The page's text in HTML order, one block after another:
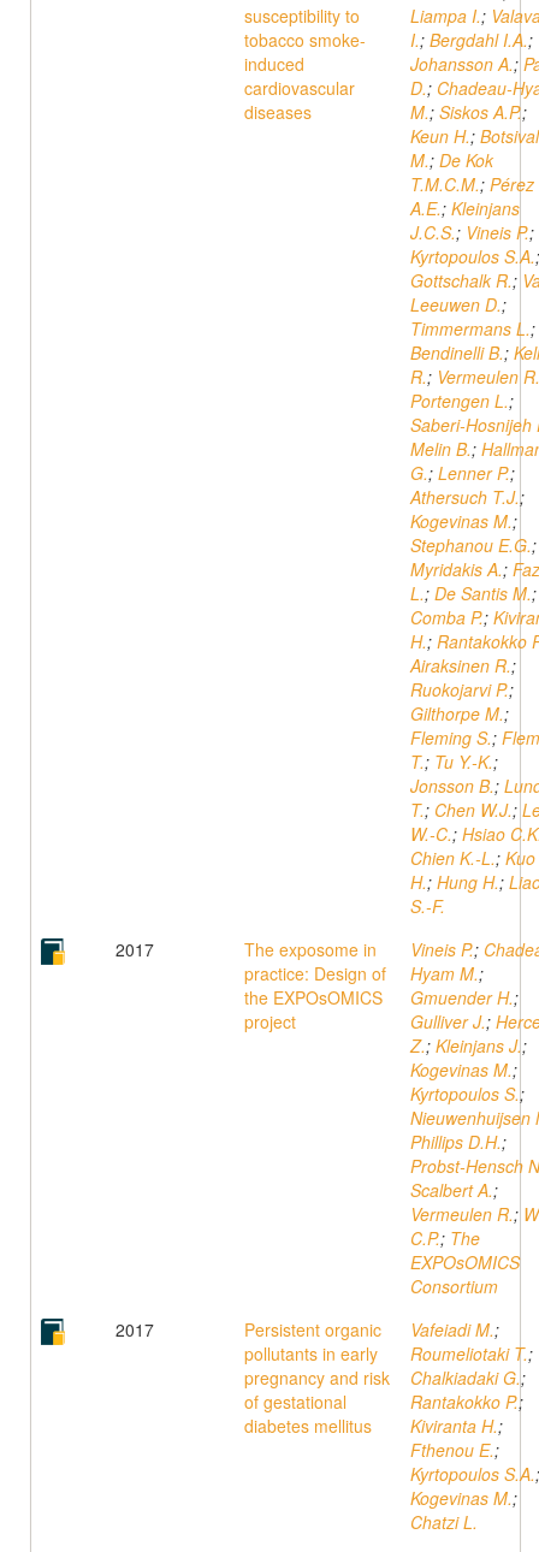
susceptibility to
tobacco smoke-
induced
cardiovascular
diseases
Liampa I.;
I.; Bergdahl I.A.;
Johansson A.;
D.; Chadeau-
M.; Siskos A.P.;
Keun H.;
M.; De Kok
T.M.C.M.; Pérez
A.E.; Kleinjans
J.C.S.; Vineis P.;
Kyrtopoulos S.A.;
Gottschalk R.;
Leeuwen D.;
Timmermans L.;
Bendinelli B.;
R.; Vermeulen R.
Portengen L.;
Saberi-Hosnijeh
Melin B.;
G.; Lenner P.;
Athersuch T.J.;
Kogevinas M.;
Stephanou E.G.;
Myridakis A.;
L.; De Santis M.;
Comba P.;
H.; Rantakokko
Airaksinen R.;
Ruokojarvi P.;
Gilthorpe M.;
Fleming S.;
T.; Tu Y.-K.;
Jonsson B.;
T.; Chen W.J.;
W.-C.; Hsiao
Chien K.-L.; Kuo
H.; Hung H.;
S.-F.
2017
The exposome in
practice: Design of
the EXPOsOMICS
project
Vineis P.;
Hyam M.;
Gmuender H.;
Gulliver J.;
Z.; Kleinjans J.;
Kogevinas M.;
Kyrtopoulos S.;
Nieuwenhuijsen
Phillips D.H.;
Probst-Hensch
Scalbert A.;
Vermeulen R.;
C.P.; The
EXPOsOMICS
Consortium
2017
Persistent organic
pollutants in early
pregnancy and risk
of gestational
diabetes mellitus
Vafeiadi M.;
Roumeliotaki T.;
Chalkiadaki G.;
Rantakokko P.;
Kiviranta H.;
Fthenou E.;
Kyrtopoulos S.A.;
Kogevinas M.;
Chatzi L.